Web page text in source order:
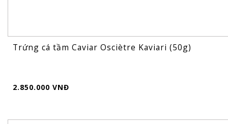
Trứng cá tầm Caviar Osciètre Kaviari (50g)
2.850.000 VNĐ